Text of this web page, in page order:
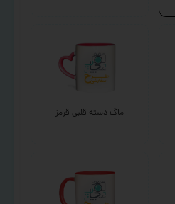
ماگ دسته قلبی قرمز